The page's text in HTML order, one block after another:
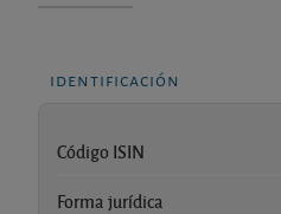
identificación
Código ISIN
Forma jurídica